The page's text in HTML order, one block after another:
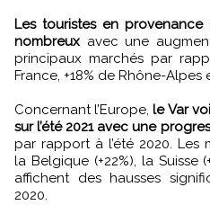
Les touristes en
nombreux avec une
principaux marchés par
France, +18% de Rhône-Alpes
Concernant l’Europe,le Var
sur l’été 2021 avec une
par rapport à l’été 2020. Les
la Belgique (+22%), la Suisse
affichent des hausses
2020.